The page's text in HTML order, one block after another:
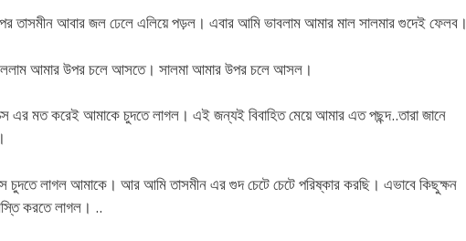
পর তাসমীন আবার জল ঢেলে এলিয়ে পড়ল। এবার আমি ভাবলাম আমার মাল সালমার গুদেই ফেলব।
আমার উপর চলে আসতে। সালমা আমার উপর চলে আসল।
এর মত করেই আমাকে চুদতে লাগল। এই জন্যই বিবাহিত মেয়ে আমার এত পছন্দ..তারা জানে
চুদতে লাগল আমাকে। আর আমি তাসমীন এর গুদ চেটে চেটে পরিষ্কার করছি। এভাবে কিছুক্ষন
করতে লাগল। ..